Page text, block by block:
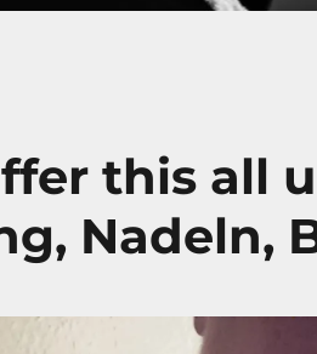
this all
Nadeln,